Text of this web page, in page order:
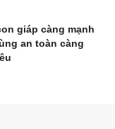
giáp càng mạnh
an toàn càng